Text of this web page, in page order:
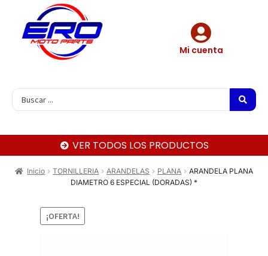
Mi cuenta
VER TODOS LOS PRODUCTOS
Inicio TORNILLERIA ARANDELAS PLANA
ARANDELA PLANA
DIAMETRO 6 ESPECIAL (DORADAS) *
¡OFERTA!